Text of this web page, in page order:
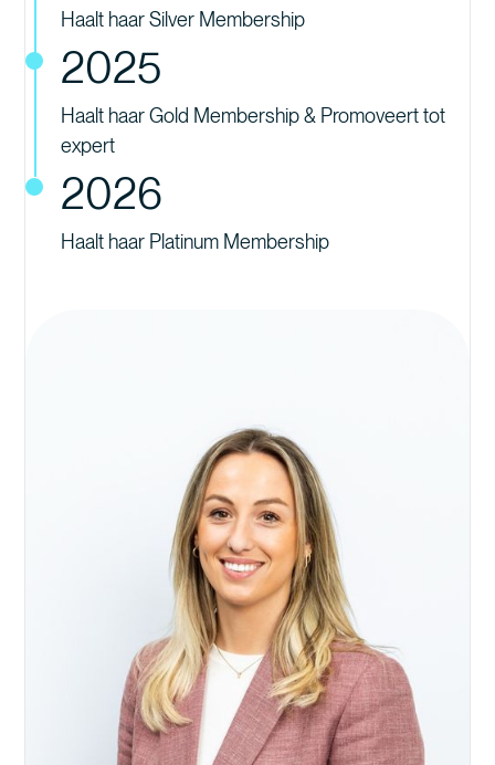
Haalt haar Silver Membership
2025
Haalt haar Gold Membership & Promoveert tot
expert
2026
Haalt haar Platinum Membership